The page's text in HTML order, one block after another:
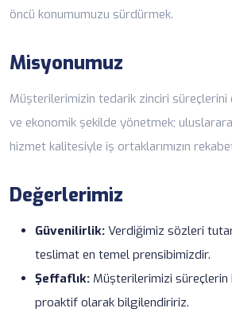
öncü konumumuzu sürdürmek.
Misyonumuz
Müşterilerimizin tedarik zinciri süreçlerini
ve ekonomik şekilde yönetmek;
hizmet kalitesiyle iş ortaklarımızın
Değerlerimiz
Güvenilirlik: Verdiğimiz sözleri
teslimat en temel prensibimizdir.
Şeffaflık: Müşterilerimizi süreçlerin
proaktif olarak bilgilendiririz.